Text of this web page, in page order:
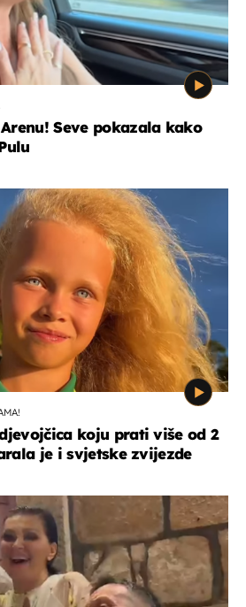
Seve pokazala kako
koju prati više od 2
je i svjetske zvijezde